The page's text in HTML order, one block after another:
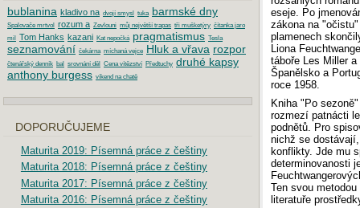
eseje. Po
zákona na
plamenech
Liona
táboře Les Miller
Španělsko a
roce 1958.
Kniha "Po
rozmezí patnácti
podnětů. Pro
nichž se
konflikty. Jde mu
determinovanosti
Ten svou
literatuře
bublanina kladivo na dvojí smysl tuka barmské dny
Spalovače mrtvol rozum a Zevlouni můj největší trapas tři mušketýry čítanka jaro
mil
Tom Hanks kazani Kat nepočká pragmatismus Tesla
seznamování čekárna míchaná vejce Hluk a vřava rozpor
čtenářský denník bal srovnání děl Cena vítězství Předtuchy druhé kapsy
anthony burgess víkend na chatě
DOPORUČUJEME
Maturita 2019: Písemná práce z češtiny
Maturita 2018: Písemná práce z češtiny
Maturita 2017: Písemná práce z češtiny
Maturita 2016: Písemná práce z češtiny